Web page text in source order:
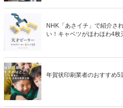
NHK「あさイチ」で紹介さ
い！キャベツがほわほわ4枚
年賀状印刷業者のおすすめ5